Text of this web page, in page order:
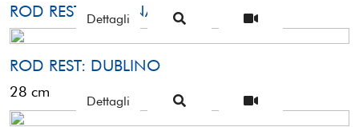
ROD REST: LISBONA
Dettagli
ROD REST: DUBLINO
28 cm
Dettagli